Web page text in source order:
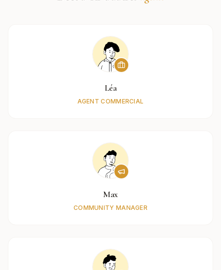
Léa
AGENT COMMERCIAL
Max
COMMUNITY MANAGER